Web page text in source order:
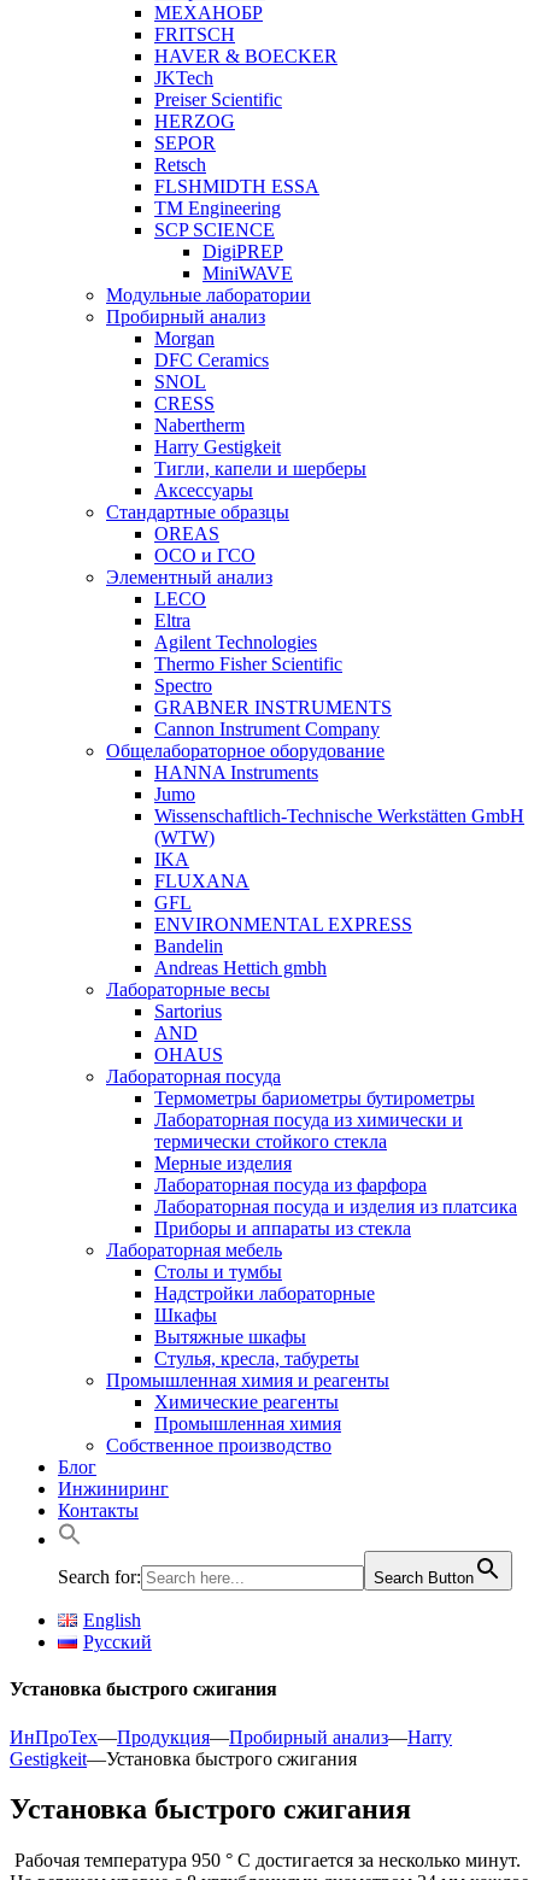
МЕХАНОБР
FRITSCH
HAVER & BOECKER
JKTech
Preiser Scientific
HERZOG
SEPOR
Retsch
FLSHMIDTH ESSA
TM Engineering
SCP SCIENCE
DigiPREP
MiniWAVE
Модульные лаборатории
Пробирный анализ
Morgan
DFC Ceramics
SNOL
CRESS
Nabertherm
Harry Gestigkeit
Тигли, капели и шерберы
Аксессуары
Стандартные образцы
OREAS
ОСО и ГСО
Элементный анализ
LECO
Eltra
Agilent Technologies
Thermo Fisher Scientific
Spectro
GRABNER INSTRUMENTS
Cannon Instrument Company
Общелабораторное оборудование
HANNA Instruments
Jumo
Wissenschaftlich-Technische Werkstätten GmbH
(WTW)
IKA
FLUXANA
GFL
ENVIRONMENTAL EXPRESS
Bandelin
Andreas Hettich gmbh
Лабораторные весы
Sartorius
AND
OHAUS
Лабораторная посуда
Термометры бариометры бутирометры
Лабораторная посуда из химически и
термически стойкого стекла
Мерные изделия
Лабораторная посуда из фарфора
Лабораторная посуда и изделия из платсика
Приборы и аппараты из стекла
Лабораторная мебель
Столы и тумбы
Надстройки лабораторные
Шкафы
Вытяжные шкафы
Стулья, кресла, табуреты
Промышленная химия и реагенты
Химические реагенты
Промышленная химия
Собственное производство
Блог
Инжиниринг
Контакты
Search for: Search Button
English
Русский
Установка быстрого сжигания
ИнПроТех—Продукция—Пробирный анализ—Harry
Gestigkeit—Установка быстрого сжигания
Установка быстрого сжигания
Рабочая температура 950 ° C достигается за несколько минут.